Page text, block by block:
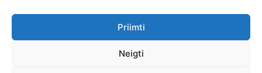
Priimti
Neigti